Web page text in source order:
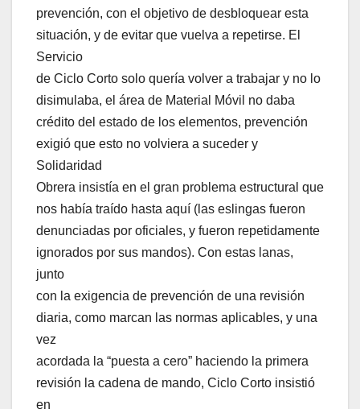
prevención, con el objetivo de desbloquear esta
situación, y de evitar que vuelva a repetirse. El
Servicio
de Ciclo Corto solo quería volver a trabajar y no lo
disimulaba, el área de Material Móvil no daba
crédito del estado de los elementos, prevención
exigió que esto no volviera a suceder y
Solidaridad
Obrera insistía en el gran problema estructural que
nos había traído hasta aquí (las eslingas fueron
denunciadas por oficiales, y fueron repetidamente
ignorados por sus mandos). Con estas lanas,
junto
con la exigencia de prevención de una revisión
diaria, como marcan las normas aplicables, y una
vez
acordada la “puesta a cero” haciendo la primera
revisión la cadena de mando, Ciclo Corto insistió
en